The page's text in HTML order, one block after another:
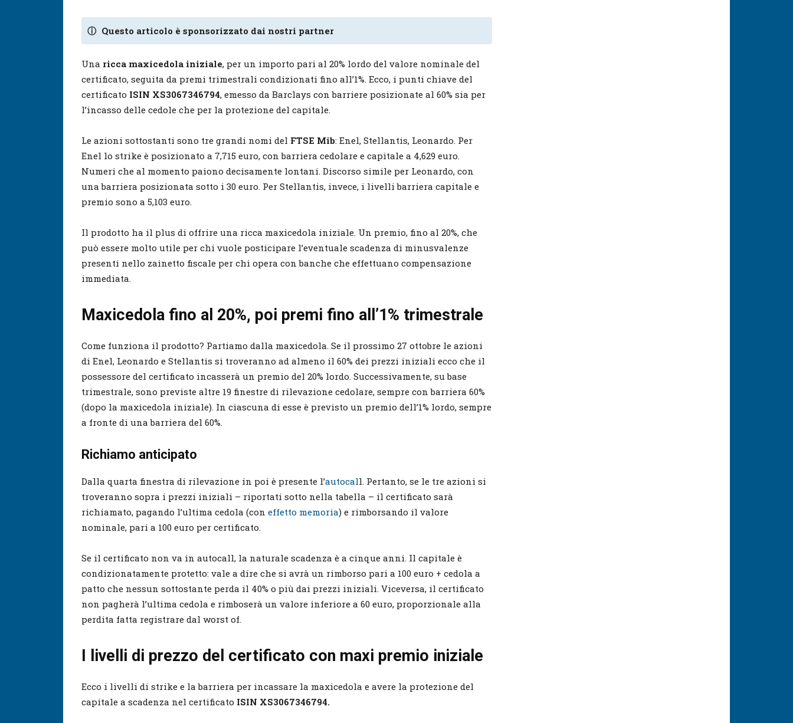
ⓘ Questo articolo è sponsorizzato dai nostri partner
Una ricca maxicedola iniziale, per un importo pari al 20% lordo del valore nominale del
certificato, seguita da premi trimestrali condizionati fino all’1%. Ecco, i punti chiave del
certificato ISIN XS3067346794, emesso da Barclays con barriere posizionate al 60% sia per
l’incasso delle cedole che per la protezione del capitale.
Le azioni sottostanti sono tre grandi nomi del FTSE Mib: Enel, Stellantis, Leonardo. Per
Enel lo strike è posizionato a 7,715 euro, con barriera cedolare e capitale a 4,629 euro.
Numeri che al momento paiono decisamente lontani. Discorso simile per Leonardo, con
una barriera posizionata sotto i 30 euro. Per Stellantis, invece, i livelli barriera capitale e
premio sono a 5,103 euro.
Il prodotto ha il plus di offrire una ricca maxicedola iniziale. Un premio, fino al 20%, che
può essere molto utile per chi vuole posticipare l’eventuale scadenza di minusvalenze
presenti nello zainetto fiscale per chi opera con banche che effettuano compensazione
immediata.
Maxicedola fino al 20%, poi premi fino all’1% trimestrale
Come funziona il prodotto? Partiamo dalla maxicedola. Se il prossimo 27 ottobre le azioni
di Enel, Leonardo e Stellantis si troveranno ad almeno il 60% dei prezzi iniziali ecco che il
possessore del certificato incasserà un premio del 20% lordo. Successivamente, su base
trimestrale, sono previste altre 19 finestre di rilevazione cedolare, sempre con barriera 60%
(dopo la maxicedola iniziale). In ciascuna di esse è previsto un premio dell’1% lordo, sempre
a fronte di una barriera del 60%.
Richiamo anticipato
Dalla quarta finestra di rilevazione in poi è presente l’autocall. Pertanto, se le tre azioni si
troveranno sopra i prezzi iniziali – riportati sotto nella tabella – il certificato sarà
richiamato, pagando l’ultima cedola (con effetto memoria) e rimborsando il valore
nominale, pari a 100 euro per certificato.
Se il certificato non va in autocall, la naturale scadenza è a cinque anni. Il capitale è
condizionatamente protetto: vale a dire che si avrà un rimborso pari a 100 euro + cedola a
patto che nessun sottostante perda il 40% o più dai prezzi iniziali. Viceversa, il certificato
non pagherà l’ultima cedola e rimboserà un valore inferiore a 60 euro, proporzionale alla
perdita fatta registrare dal worst of.
I livelli di prezzo del certificato con maxi premio iniziale
Ecco i livelli di strike e la barriera per incassare la maxicedola e avere la protezione del
capitale a scadenza nel certificato ISIN XS3067346794.